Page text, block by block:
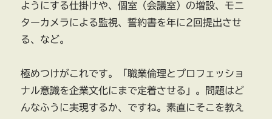
ようにする仕掛けや、個室（会議室）の増設、モニ
ターカメラによる監視、誓約書を年に2回提出させ
る、など。
極めつけがこれです。「職業倫理とプロフェッショ
ナル意識を企業文化にまで定着させる」。問題はど
んなふうに実現するか、ですね。素直にそこを教え